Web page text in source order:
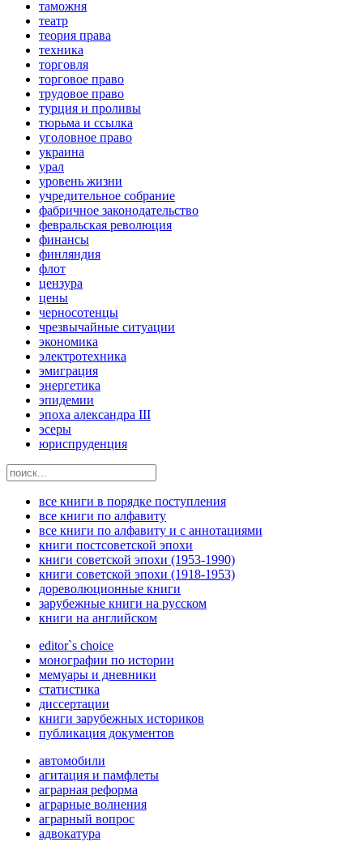
таможня
театр
теория права
техника
торговля
торговое право
трудовое право
турция и проливы
тюрьма и ссылка
уголовное право
украина
урал
уровень жизни
учредительное собрание
фабричное законодательство
февральская революция
финансы
финляндия
флот
цензура
цены
черносотенцы
чрезвычайные ситуации
экономика
электротехника
эмиграция
энергетика
эпидемии
эпоха александра III
эсеры
юриспруденция
все книги в порядке поступления
все книги по алфавиту
все книги по алфавиту и с аннотациями
книги постсоветской эпохи
книги советской эпохи (1953-1990)
книги советской эпохи (1918-1953)
дореволюционные книги
зарубежные книги на русском
книги на английском
editor`s choice
монографии по истории
мемуары и дневники
статистика
диссертации
книги зарубежных историков
публикация документов
автомобили
агитация и памфлеты
аграрная реформа
аграрные волнения
аграрный вопрос
адвокатура